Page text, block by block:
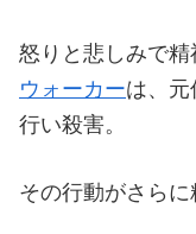
怒りと悲しみで
ウォーカーは、元
行い殺害。
その行動がさらに